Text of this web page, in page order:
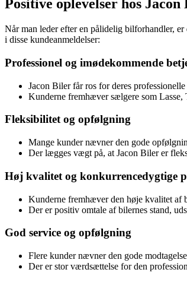
Positive oplevelser hos
Når man leder efter en pålidelig bilforhandler,
i disse kundeanmeldelser:
Professionel og imødekommende
Jacon Biler får ros for deres
Kunderne fremhæver sælgere som Lasse,
Fleksibilitet og opfølgning
Mange kunder nævner den gode
Der lægges vægt på, at Jacon Biler er
Høj kvalitet og konkurrencedygtige
Kunderne fremhæver den høje kvalitet af
Der er positiv omtale af bilernes stand,
God service og opfølgning
Flere kunder nævner den gode
Der er stor værdsættelse for den